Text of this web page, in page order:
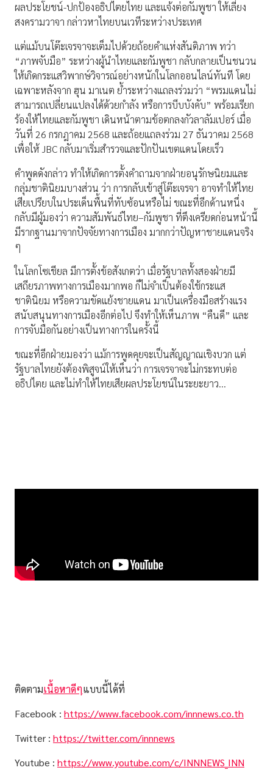
ผลประโยชน์-ปกป้องอธิปไตยไทย และแจ้งต่อกัมพูชา ให้เลี่ยง
สงครามวาจา กล่าวหาไทยบนเวทีระหว่างประเทศ
แต่แม้บนโต๊ะเจรจาจะเต็มไปด้วยถ้อยคำแห่งสันติภาพ ทว่า
“ภาพจับมือ” ระหว่างผู้นำไทยและกัมพูชา กลับกลายเป็นชนวน
ให้เกิดกระแสวิพากษ์วิจารณ์อย่างหนักในโลกออนไลน์ทันที โดย
เฉพาะหลังจาก ฮุน มาเนต ย้ำระหว่างแถลงร่วมว่า “พรมแดนไม่
สามารถเปลี่ยนแปลงได้ด้วยกำลัง หรือการบีบบังคับ” พร้อมเรียก
ร้องให้ไทยและกัมพูชา เดินหน้าตามข้อตกลงกัวลาลัมเปอร์ เมื่อ
วันที่ 26 กรกฎาคม 2568 และถ้อยแถลงร่วม 27 ธันวาคม 2568
เพื่อให้ JBC กลับมาเริ่มสำรวจและปักปันเขตแดนโดยเร็ว
คำพูดดังกล่าว ทำให้เกิดการตั้งคำถามจากฝ่ายอนุรักษนิยมและ
กลุ่มชาตินิยมบางส่วน ว่า การกลับเข้าสู่โต๊ะเจรจา อาจทำให้ไทย
เสียเปรียบในประเด็นพื้นที่ทับซ้อนหรือไม่ ขณะที่อีกด้านหนึ่ง
กลับมีผู้มองว่า ความสัมพันธ์ไทย–กัมพูชา ที่ตึงเครียดก่อนหน้านี้
มีรากฐานมาจากปัจจัยทางการเมือง มากกว่าปัญหาชายแดนจริง
ๆ
ในโลกโซเชียล มีการตั้งข้อสังเกตว่า เมื่อรัฐบาลทั้งสองฝ่ายมี
เสถียรภาพทางการเมืองมากพอ ก็ไม่จำเป็นต้องใช้กระแส
ชาตินิยม หรือความขัดแย้งชายแดน มาเป็นเครื่องมือสร้างแรง
สนับสนุนทางการเมืองอีกต่อไป จึงทำให้เห็นภาพ “คืนดี” และ
การจับมือกันอย่างเป็นทางการในครั้งนี้
ขณะที่อีกฝ่ายมองว่า แม้การพูดคุยจะเป็นสัญญาณเชิงบวก แต่
รัฐบาลไทยยังต้องพิสูจน์ให้เห็นว่า การเจรจาจะไม่กระทบต่อ
อธิปไตย และไม่ทำให้ไทยเสียผลประโยชน์ในระยะยาว…
ติดตามเนื้อหาดีๆแบบนี้ได้ที่
Facebook : https://www.facebook.com/innnews.co.th
Twitter : https://twitter.com/innnews
Youtube : https://www.youtube.com/c/INNNEWS_INN